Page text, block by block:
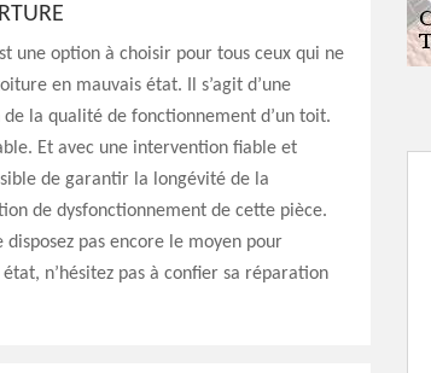
une option à choisir pour tous ceux qui ne
en mauvais état. Il s’agit d’une
la qualité de fonctionnement d’un toit.
Et avec une intervention fiable et
de garantir la longévité de la
de dysfonctionnement de cette pièce.
pas encore le moyen pour
n’hésitez pas à confier sa réparation